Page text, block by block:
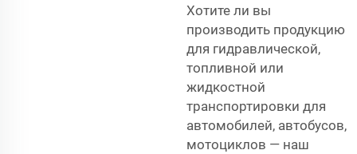
Хотите ли вы
производить продукцию
для гидравлической,
топливной или
жидкостной
транспортировки для
автомобилей, автобусов,
мотоциклов — наш